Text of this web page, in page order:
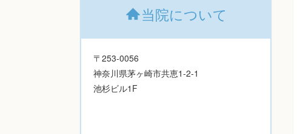
当院について
〒253-0056
神奈川県茅ヶ崎市共恵1-2-1
池杉ビル1F